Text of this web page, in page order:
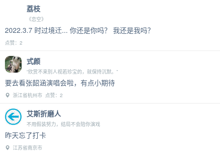
荔枝
《恋空》
2022.3.7 时过境迁... 你还是你吗？ 我还是我吗？
点赞：2
式颜
“欣赏不来别人视若珍宝的，就保持沉默。”
要去看张韶涵演唱会啦，有点小期待
浙江省杭州市 点赞：2
艾斯折磨人
不用假装努力，结局不会陪你演戏
昨天忘了打卡
江苏省南京市